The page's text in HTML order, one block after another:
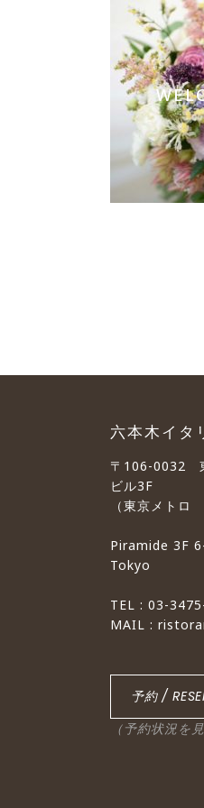
六本木イタ
〒106-0032
ビル3F
（東京メト
Piramide 3F
Tokyo
TEL : 03-
MAIL :
予約 /
（予約状況を見